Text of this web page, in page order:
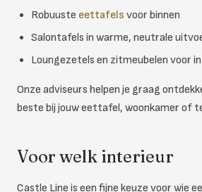
Robuuste eettafels voor binnen
Salontafels in warme, neutrale
Loungezetels en zitmeubelen voor
Onze adviseurs helpen je graag
beste bij jouw eettafel, woonkamer of
Voor welk interieur
Castle Line is een fijne keuze voor wie